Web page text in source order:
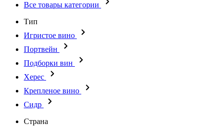
Все товары категории
Тип
Игристое вино
Портвейн
Подборки вин
Херес
Крепленое вино
Сидр
Страна